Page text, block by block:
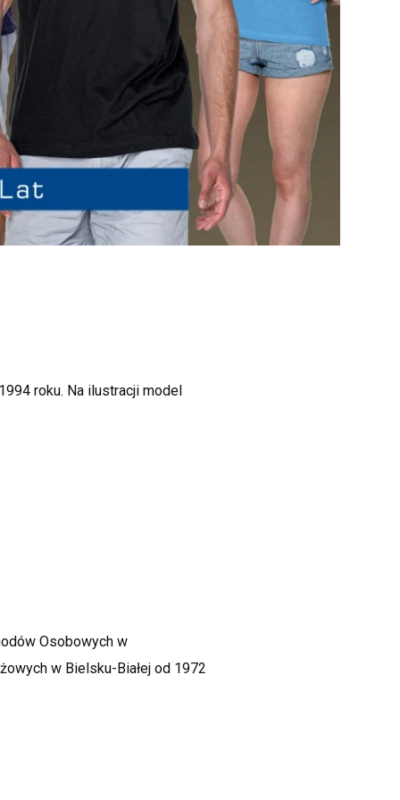
roku. Na ilustracji model
Osobowych w
w Bielsku-Białej od 1972